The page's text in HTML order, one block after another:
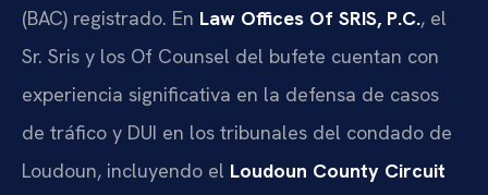
(BAC) registrado. En Law Offices Of SRIS, P.C., el
Sr. Sris y los Of Counsel del bufete cuentan con
experiencia significativa en la defensa de casos
de tráfico y DUI en los tribunales del condado de
Loudoun, incluyendo el Loudoun County Circuit